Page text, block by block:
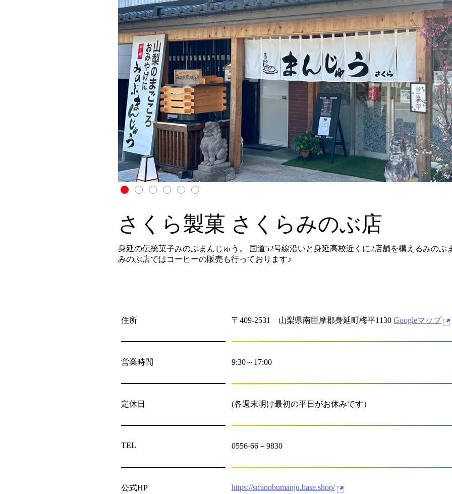
さくら製菓 さくらみのぶ店
身延の伝統菓子みのぶまんじゅう。 国道52号線沿いと身延高校近くに2店舗を構えるみのぶ
みのぶ店ではコーヒーの販売も行っております♪
住所 〒409-2531 山梨県南巨摩郡身延町梅平1130 Googleマップ
営業時間 9:30～17:00
定休日 (各週末明け最初の平日がお休みです）
TEL 0556-66－9830
公式HP https://sminobumanju.base.shop/